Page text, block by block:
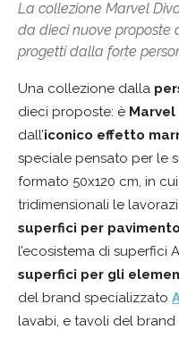
La collezione Marvel
da dieci nuove proposte
progetti dalla forte
Una collezione dalla
dieci proposte: è Marvel
dall’iconico effetto
speciale pensato per le
formato 50x120 cm, in
tridimensionali le
superfici per
l’ecosistema di superfici
superfici per gli
del brand specializzato
lavabi, e tavoli del